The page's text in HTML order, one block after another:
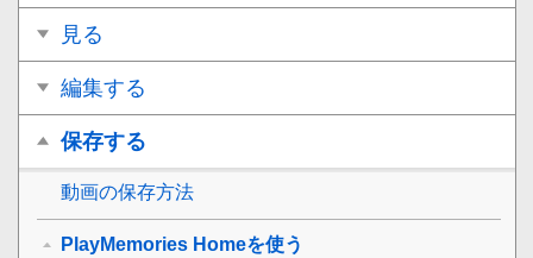
見る
編集する
保存する
動画の保存方法
PlayMemories Homeを使う